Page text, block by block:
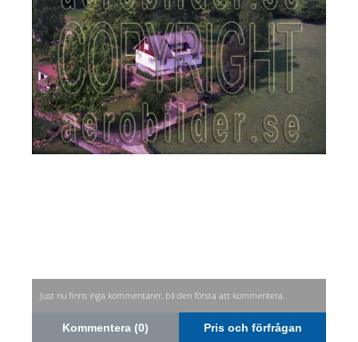
Just nu finns inga kommentarer, bli den första att kommentera.
Kommentera (0) Pris och förfrågan